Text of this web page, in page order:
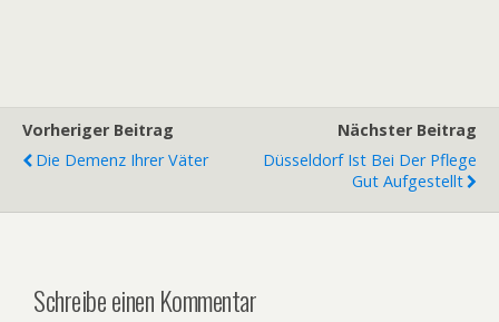
Vorheriger Beitrag
Die Demenz Ihrer Väter
Nächster Beitrag
Düsseldorf Ist Bei Der Pflege
Gut Aufgestellt
Schreibe einen Kommentar